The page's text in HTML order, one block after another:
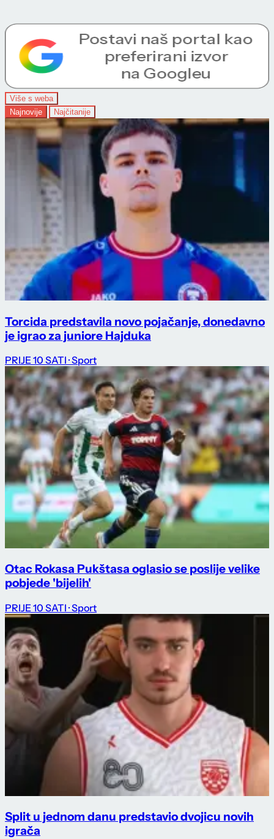
Više s weba
Najnovije
Najčitanije
Torcida predstavila novo pojačanje, donedavno
je igrao za juniore Hajduka
PRIJE 10 SATI · Sport
Otac Rokasa Pukštasa oglasio se poslije velike
pobjede 'bijelih'
PRIJE 10 SATI · Sport
Split u jednom danu predstavio dvojicu novih
igrača